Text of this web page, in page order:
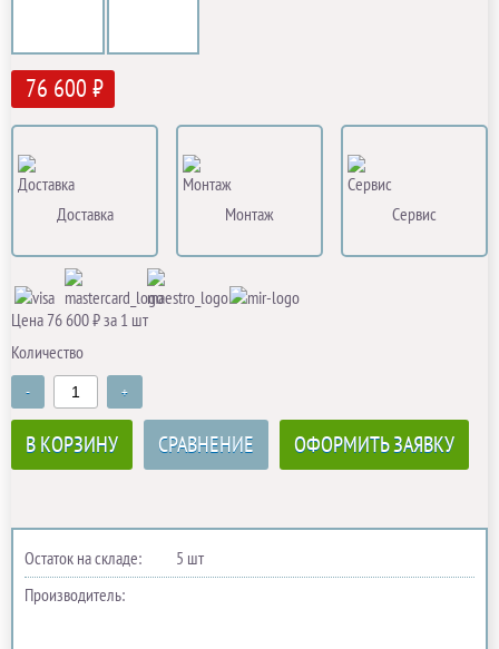
76 600 ₽
Доставка Монтаж Сервис
Цена 76 600 ₽ за 1 шт
Количество
- +
В КОРЗИНУ СРАВНЕНИЕ ОФОРМИТЬ ЗАЯВКУ
Остаток на складе:
5 шт
Производитель: